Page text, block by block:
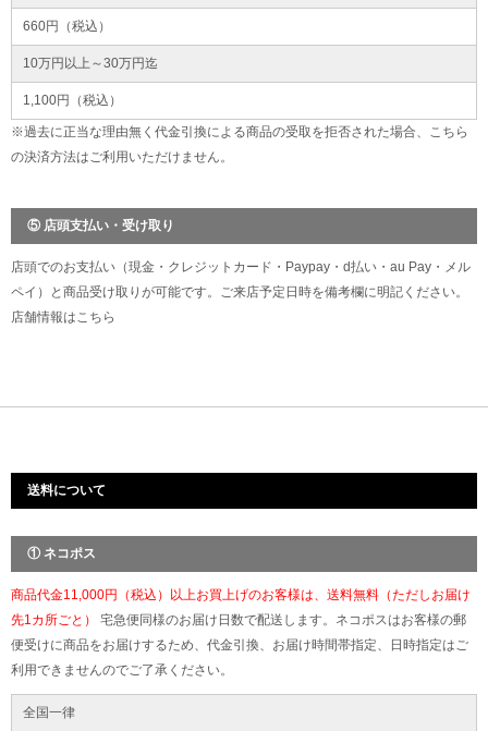
660円（税込）
10万円以上～30万円迄
1,100円（税込）
※過去に正当な理由無く代金引換による商品の受取を拒否された場合、こちら
の決済方法はご利用いただけません。
⑤ 店頭支払い・受け取り
店頭でのお支払い（現金・クレジットカード・Paypay・d払い・au Pay・メル
ペイ）と商品受け取りが可能です。ご来店予定日時を備考欄に明記ください。
店舗情報は こちら
送料について
① ネコポス
商品代金11,000円（税込）以上お買上げのお客様は、送料無料（ただしお届け
先1カ所ごと） 宅急便同様のお届け日数で配送します。ネコポスはお客様の郵
便受けに商品をお届けするため、代金引換、お届け時間帯指定、日時指定はご
利用できませんのでご了承ください。
全国一律